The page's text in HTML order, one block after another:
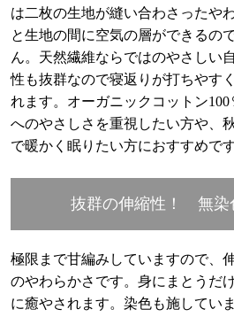
は二枚の生地が縫い合わさったや
と生地の間に空気の層ができるの
ん。天然繊維ならではのやさしい
性も抜群なので寝返りが打ちやす
れます。オーガニックコットン
へのやさしさを重視したい方や、
で暖かく眠りたい方におすすめです
抜群の伸縮性！ 無染
極限まで甘編みしていますので、
のやわらかさです。身にまとうだ
に癒やされます。染色も施してい